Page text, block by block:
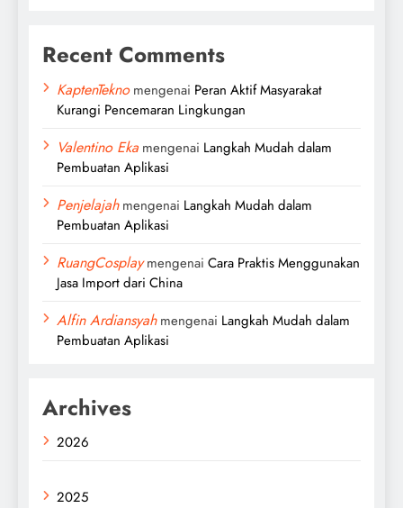
Recent Comments
KaptenTeknomengenai Peran Aktif Masyarakat
Kurangi Pencemaran Lingkungan
Valentino Eka mengenai Langkah Mudah dalam
Pembuatan Aplikasi
Penjelajahmengenai Langkah Mudah dalam
Pembuatan Aplikasi
RuangCosplaymengenai Cara Praktis Menggunakan
Jasa Import dari China
Alfin Ardiansyahmengenai Langkah Mudah dalam
Pembuatan Aplikasi
Archives
2026
2025